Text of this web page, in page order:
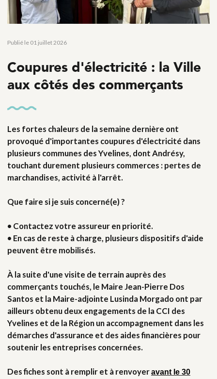
Publié le 01 juillet 2026
Coupures d'électricité : la Ville
aux côtés des commerçants
Les fortes chaleurs de la semaine dernière ont
provoqué d'importantes coupures d'électricité dans
plusieurs communes des Yvelines, dont Andrésy,
touchant durement plusieurs commerces : pertes de
marchandises, activité à l'arrêt.
Que faire si je suis concerné(e) ?
• Contactez votre assureur en priorité.
• En cas de reste à charge, plusieurs dispositifs d'aide
peuvent être mobilisés.
À la suite d'une visite de terrain auprès des
commerçants touchés, le Maire Jean-Pierre Dos
Santos et la Maire-adjointe Lusinda Morgado ont par
ailleurs obtenu deux engagements de la CCI des
Yvelines et de la Région un accompagnement dans les
démarches d'assurance et des aides financières pour
soutenir les entreprises concernées.
Des fiches sont à remplir et à renvoyeravant le 30